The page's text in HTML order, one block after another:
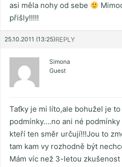
asi měla nohy od sebe
přišly!!!!!
25.10.2011 (13:25)REPLY
Simona
Guest
Taťky je mi líto,ale bohužel je
podmínky….no ani né
kteří ten směr určují!!!Jou to
tam kam vy rozhodně být
Mám víc než 3-letou